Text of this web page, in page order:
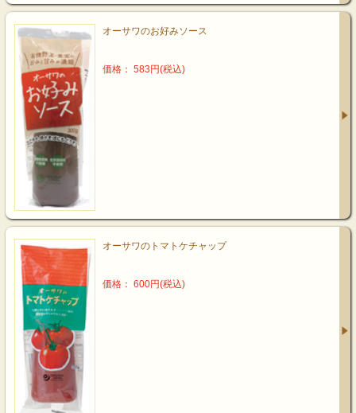
オーサワのお好みソース
価格： 583円(税込)
オーサワのトマトケチャップ
価格： 600円(税込)